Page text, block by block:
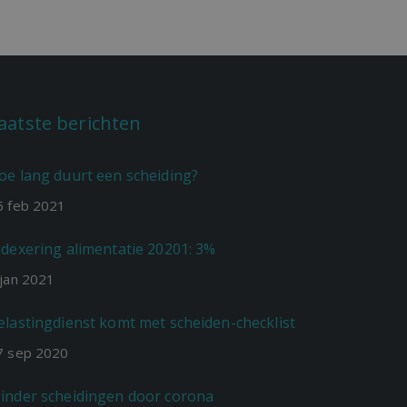
berichten
lang duurt een scheiding?
feb 2021
alimentatie 20201: 3%
jan 2021
komt met scheiden-checklist
sep 2020
scheidingen door corona